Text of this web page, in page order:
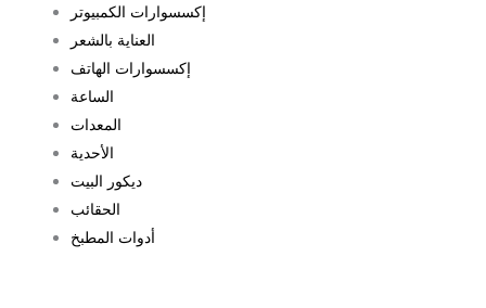
إكسسوارات الكمبيوتر
العناية بالشعر
إكسسوارات الهاتف
الساعة
المعدات
الأحدية
ديكور البيت
الحقائب
أدوات المطبخ